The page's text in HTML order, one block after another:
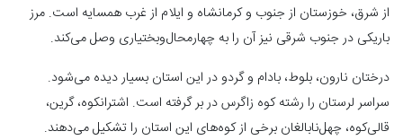
از شرق، خوزستان از جنوب و کرمانشاه و ایلام از غرب همسایه است. مرز
باریکی در جنوب شرقی نیز آن را به چهارمحال‌و‌بختیاری وصل می‌کند.
درختان نارون، بلوط، بادام و گردو در این استان بسیار دیده می‌شود.
سراسر لرستان را رشته کوه زاگرس در بر گرفته است. اشترانکوه، گرین،
قالی‌کوه، چهل‌نابالغان برخی از کوه‌های این استان را تشکیل می‌دهند.